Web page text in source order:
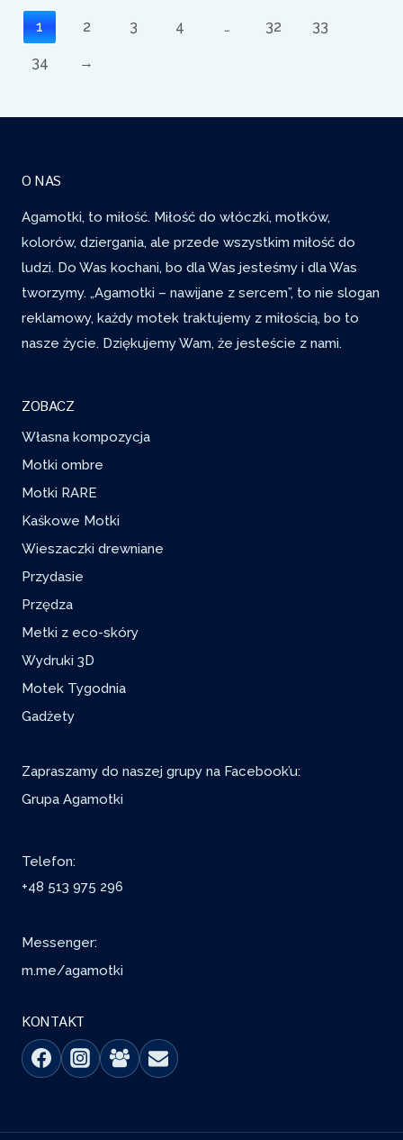
1 2 3 4 … 32 33
34 →
O NAS
Agamotki, to miłość. Miłość do włóczki, motków,
kolorów, dziergania, ale przede wszystkim miłość do
ludzi. Do Was kochani, bo dla Was jesteśmy i dla Was
tworzymy. „Agamotki – nawijane z sercem”, to nie slogan
reklamowy, każdy motek traktujemy z miłością, bo to
nasze życie. Dziękujemy Wam, że jesteście z nami.
ZOBACZ
Własna kompozycja
Motki ombre
Motki RARE
Kaśkowe Motki
Wieszaczki drewniane
Przydasie
Przędza
Metki z eco-skóry
Wydruki 3D
Motek Tygodnia
Gadżety
Zapraszamy do naszej grupy na Facebook’u:
Grupa Agamotki
Telefon:
+48 513 975 296
Messenger:
m.me/agamotki
KONTAKT